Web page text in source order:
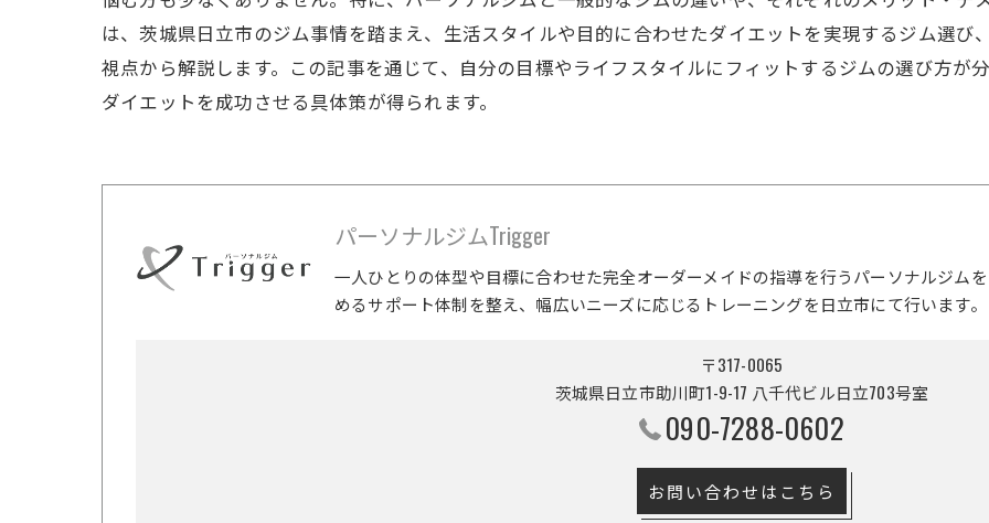
は、茨城県日立市のジム事情を踏まえ、生活スタイルや目的に合わせたダイエットを実現するジム選
視点から解説します。この記事を通じて、自分の目標やライフスタイルにフィットするジムの選び方が
ダイエットを成功させる具体策が得られます。
パーソナルジムTrigger
一人ひとりの体型や目標に合わせた完全オーダーメイドの指導を行うパーソナルジム
めるサポート体制を整え、幅広いニーズに応じるトレーニングを日立市にて行います。
〒317-0065
茨城県日立市助川町1-9-17 八千代ビル日立703号室
090-7288-0602
お問い合わせはこちら